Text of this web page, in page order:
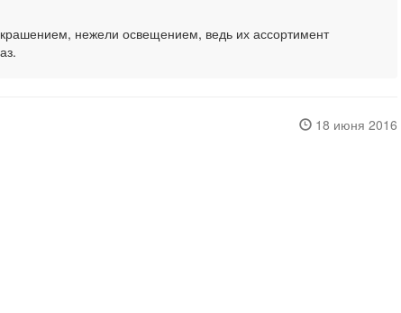
нежели освещением, ведь их ассортимент
18 июня 2016